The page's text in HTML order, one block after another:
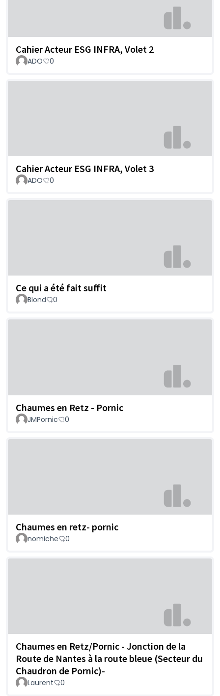
Cahier Acteur ESG INFRA, Volet 2
ADO 0
Cahier Acteur ESG INFRA, Volet 3
ADO 0
Ce qui a été fait suffit
Blond 0
Chaumes en Retz - Pornic
JMPornic 0
Chaumes en retz- pornic
nomiche 0
Chaumes en Retz/Pornic - Jonction de la
Route de Nantes à la route bleue (Secteur du
Chaudron de Pornic)-
Laurent 0